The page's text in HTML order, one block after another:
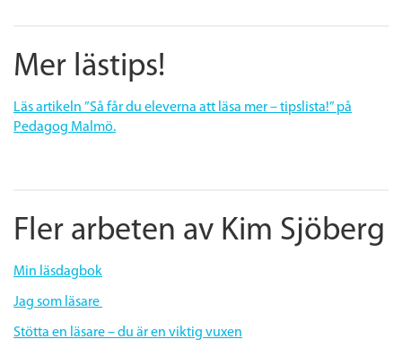
Mer lästips!
Läs artikeln ”Så får du eleverna att läsa mer – tipslista!” på
Pedagog Malmö.
Fler arbeten av Kim Sjöberg
Min läsdagbok
Jag som läsare
Stötta en läsare – du är en viktig vuxen